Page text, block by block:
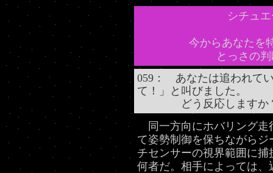
シチュ
今からあなたを
とっさの判
059： あなたは追われて
て！」と叫びました。
どう反応しますか
同一方向にホバリング走
て姿勢制御を保ちながら
チセンサーの視界範囲に
何者だ。相手によっては